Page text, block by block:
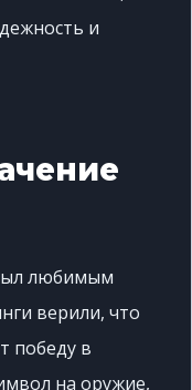
и
любимым
верили, что
победу в
на оружие,